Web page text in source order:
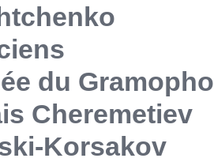
du
Cheremetiev
Korsakov